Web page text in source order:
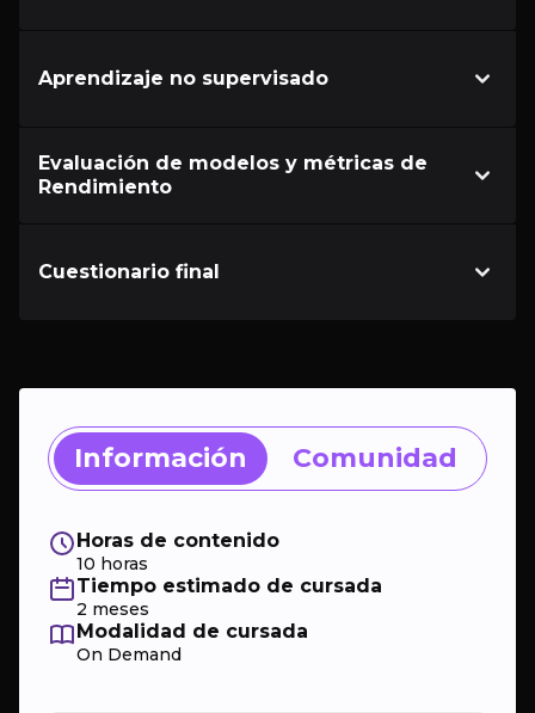
Aprendizaje no supervisado
Evaluación de modelos y métricas de
Rendimiento
Cuestionario final
Información Comunidad
Horas de contenido
10 horas
Tiempo estimado de cursada
2 meses
Modalidad de cursada
On Demand